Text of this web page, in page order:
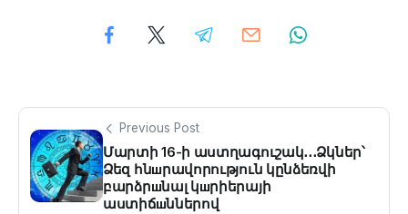
Previous Post
Մարտի 16-ի աստղագուշակ․․․Ձկներ՝
Ձեզ հնшրավորություն կընձեռվի
բարձրшնալ կшրիերայի
աստիճшններով